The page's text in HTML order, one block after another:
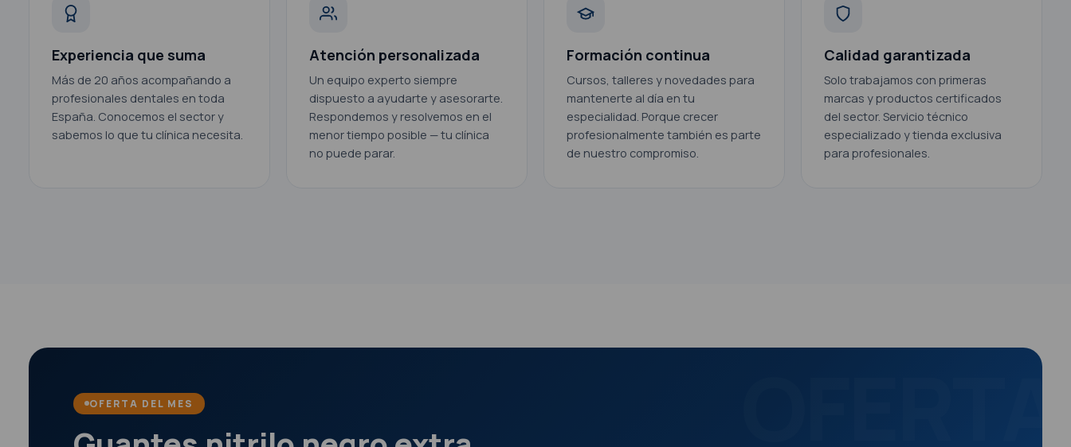
Experiencia que suma
Más de 20 años acompañando a
profesionales dentales en toda
España. Conocemos el sector y
sabemos lo que tu clínica necesita.
Atención personalizada
Un equipo experto siempre
dispuesto a ayudarte y asesorarte.
Respondemos y resolvemos en el
menor tiempo posible — tu clínica
no puede parar.
Formación continua
Cursos, talleres y novedades para
mantenerte al día en tu
especialidad. Porque crecer
profesionalmente también es parte
de nuestro compromiso.
Calidad garantizada
Solo trabajamos con primeras
marcas y productos certificados
del sector. Servicio técnico
especializado y tienda exclusiva
para profesionales.
OFERTA DEL MES